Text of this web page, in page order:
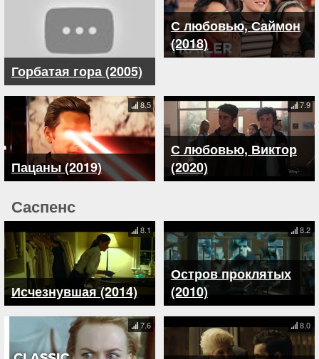
Горбатая гора (2005)
С любовью, Саймон
(2018)
Пацаны (2019)
8.5
С любовью, Виктор
(2020)
7.9
Саспенс
Исчезнувшая (2014)
8.1
Остров проклятых
(2010)
8.2
7.6 8.0